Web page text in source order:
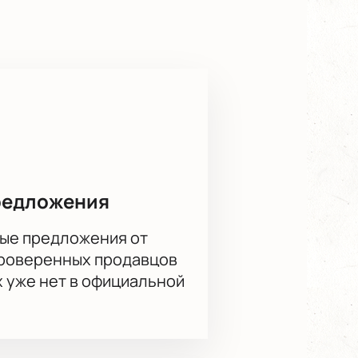
чужое» онлайн
чужое»можно через наш сайт.
билетов первого ряда
поможет выбрать места,
у специалистов по
предложения от
продавцов
нет в официальной